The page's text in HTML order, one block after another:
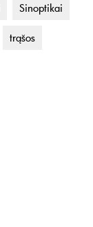
Sinoptikai
trąšos